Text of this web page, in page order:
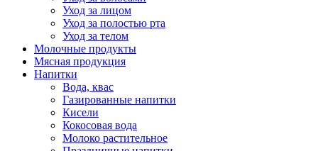
Уход за лицом
Уход за полостью рта
Уход за телом
Молочные продукты
Мясная продукция
Напитки
Вода, квас
Газированные напитки
Кисели
Кокосовая вода
Молоко растительное